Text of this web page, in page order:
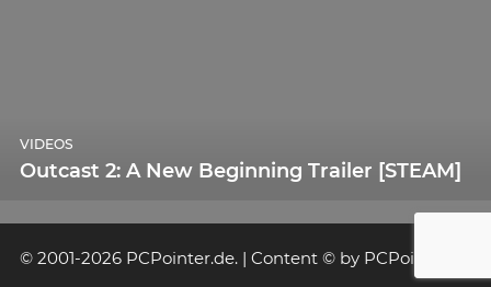
Outcast 2: A New Beginning Trailer [STEAM]
VIDEOS
© 2001-2026 PCPointer.de. | Content © by PCPointer.de